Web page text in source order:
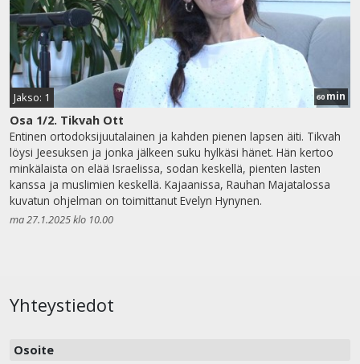
Jakso: 1 60 min
Osa 1/2. Tikvah Ott
Entinen ortodoksijuutalainen ja kahden pienen lapsen äiti. Tikvah
löysi Jeesuksen ja jonka jälkeen suku hylkäsi hänet. Hän kertoo
minkälaista on elää Israelissa, sodan keskellä, pienten lasten
kanssa ja muslimien keskellä. Kajaanissa, Rauhan Majatalossa
kuvatun ohjelman on toimittanut Evelyn Hynynen.
ma 27.1.2025 klo 10.00
Yhteystiedot
Osoite